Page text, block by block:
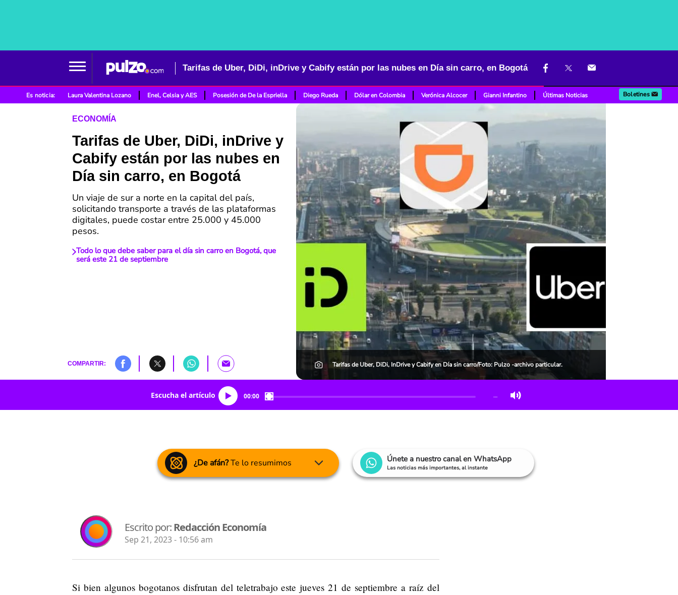
Tarifas de Uber, DiDi, inDrive y Cabify están por las nubes en Día sin carro, en Bogotá
Es noticia: Laura Valentina Lozano Enel, Celsia y AES Posesión de De la Espriella Diego Rueda Dólar en Colombia Verónica Alcocer Gianni Infantino Últimas Noticias Boletines
ECONOMÍA
Tarifas de Uber, DiDi, inDrive y
Cabify están por las nubes en
Día sin carro, en Bogotá
Un viaje de sur a norte en la capital del país,
solicitando transporte a través de las plataformas
digitales, puede costar entre 25.000 y 45.000
pesos.
Todo lo que debe saber para el día sin carro en Bogotá, que
será este 21 de septiembre
COMPARTIR: Tarifas de Uber, DiDi, InDrive y Cabify en Día sin carro/Foto: Pulzo -archivo particular.
Escucha el artículo 00:00 …
¿De afán?Te lo resumimos Únete a nuestro canal en WhatsApp
Las noticias más importantes, al instante
Escrito por:Redacción Economía
Sep 21, 2023 - 10:56 am
Si bien algunos bogotanos disfrutan del teletrabajo este jueves 21 de septiembre a raíz del